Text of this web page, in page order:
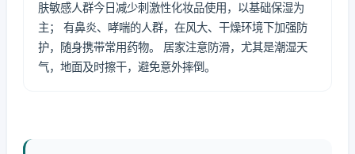
肤敏感人群今日减少刺激性化妆品使用，以基础保湿为
主； 有鼻炎、哮喘的人群，在风大、干燥环境下加强防
护，随身携带常用药物。 居家注意防滑，尤其是潮湿天
气，地面及时擦干，避免意外摔倒。